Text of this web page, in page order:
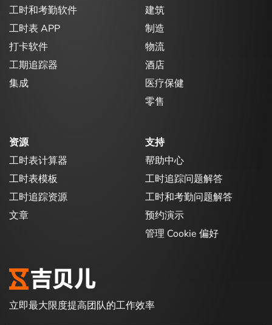
工时和考勤软件
工时表 APP
打卡软件
工期追踪器
集成
建筑
制造
物流
酒店
医疗保健
零售
资源
工时表计算器
工时表模板
工时追踪资源
文章
支持
帮助中心
工时追踪问题解答
工时和考勤问题解答
预约演示
管理 Cookie 偏好
立即最大限度提高团队的工作效率